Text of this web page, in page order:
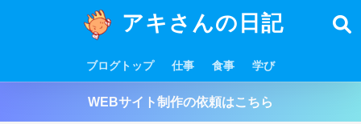
アキさんの日記
ブログトップ 仕事 食事 学び
WEBサイト制作の依頼はこちら